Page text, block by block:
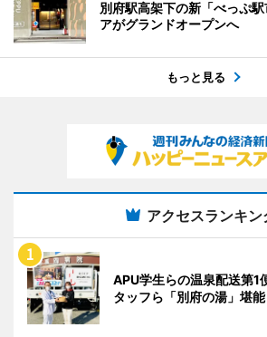
別府駅高架下の新「べっぷ
アがグランドオープンへ
もっと見る
アクセスランキン
APU学生らの温泉配送第
タッフら「別府の湯」堪能